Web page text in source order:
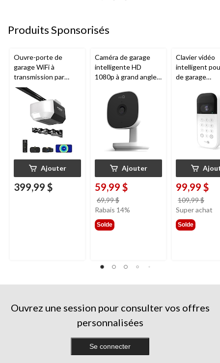
Produits Sponsorisés
Ouvre-porte de
garage WiFi à
transmission par
chaîne de 1/2 HP
Chamberlain
Ajouter
399,99 $
Caméra de garage
intelligente HD
1080p à grand angle
nocturne, résistante
aux intempéries
Ajouter
59,99 $
69,99 $
était
Rabais 14%
Solde
Clavier vidéo
intelligent
de garage
nocturne,
aux
99,99 $
109,99 $
était
Super achat
Solde
Ouvrez une session pour consulter vos offres
personnalisées
Se connecter